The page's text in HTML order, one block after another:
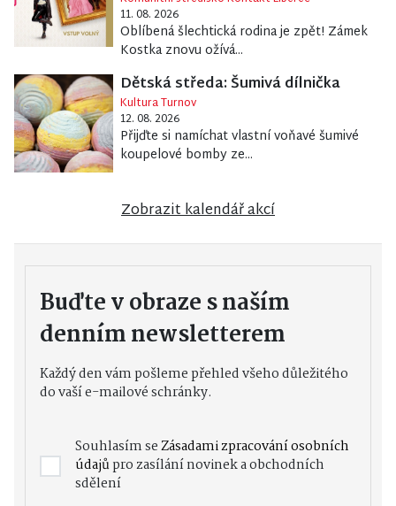
11. 08. 2026
Oblíbená šlechtická rodina je zpět! Zámek
Kostka znovu ožívá...
Dětská středa: Šumivá dílnička
Kultura Turnov
12. 08. 2026
Přijďte si namíchat vlastní voňavé šumivé
koupelové bomby ze...
Zobrazit kalendář akcí
Buďte v obraze s naším
denním newsletterem
Každý den vám pošleme přehled všeho důležitého
do vaší e-mailové schránky.
Souhlasím seZásadami zpracování osobních
údajůpro zasílání novinek a obchodních
sdělení